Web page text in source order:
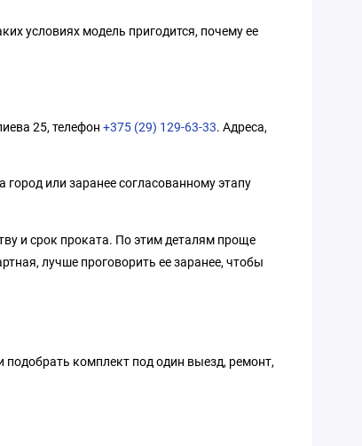
условиях модель пригодится, почему ее
25, телефон +375 (29) 129-63-33. Адреса,
или заранее согласованному этапу
и срок проката. По этим деталям проще
лучше проговорить ее заранее, чтобы
комплект под один выезд, ремонт,